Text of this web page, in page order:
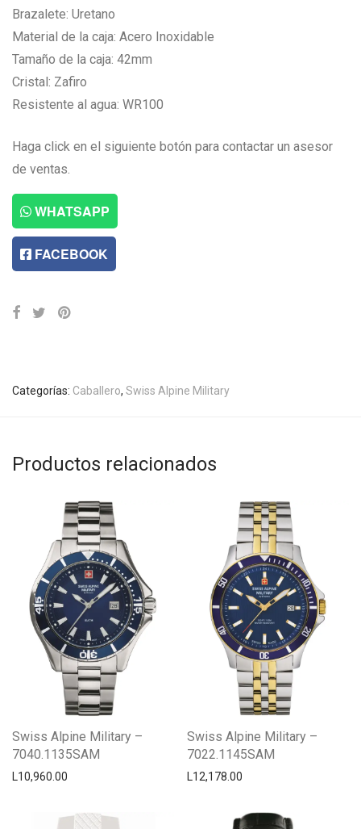
Brazalete: Uretano
Material de la caja: Acero Inoxidable
Tamaño de la caja: 42mm
Cristal: Zafiro
Resistente al agua: WR100
Haga click en el siguiente botón para contactar un asesor
de ventas.
WHATSAPP
FACEBOOK
Categorías: Caballero, Swiss Alpine Military
Productos relacionados
Swiss Alpine Military –
7040.1135SAM
L10,960.00
Swiss Alpine Military –
7022.1145SAM
L12,178.00